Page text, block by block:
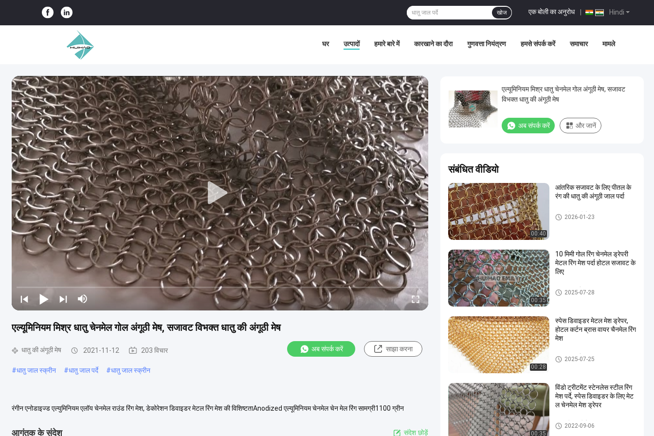
Hindi
एक बोली का अनुरोध
खोज
घर उत्पादों हमारे बारे में कारखाने का दौरा गुणवत्ता नियंत्रण हमसे संपर्क करें समाचार मामले
एल्यूमिनियम मिश्र धातु चेनमेल गोल अंगूठी मेष, सजावट विभक्त धातु की अंगूठी मेष
धातु की अंगूठी मेष 2021-11-12 203 विचार अब संपर्क करें साझा करना
#धातु जाल स्क्रीन #धातु जाल पर्दे #धातु जाल स्क्रीन
रंगीन एनोडाइज्ड एल्युमिनियम एलॉय चेनमेल राउंड रिंग मेश, डेकोरेशन डिवाइडर मेटल रिंग मेश की विशिष्टताAnodized एल्यूमिनियम चेनमेल चेन मेल रिंग सामग्री1100 ग्रीन
आगंतुक के संदेश संदेश छोड़ें
एल्यूमिनियम मिश्र धातु चेनमेल गोल अंगूठी मेष, सजावट
विभक्त धातु की अंगूठी मेष
अब संपर्क करें और जानें
संबंधित वीडियो
00:40
आंतरिक सजावट के लिए पीतल के
रंग की धातु की अंगूठी जाल पर्दा
धातु की अंगूठी मेष
2026-01-23
00:35
10 मिमी गोल रिंग चेनमेल ड्रेपरी
मेटल रिंग मेश पर्दा होटल सजावट के
लिए
धातु जाल ड्रैपर
2025-07-28
00:28
स्पेस डिवाइडर मेटल मेश ड्रेपर,
होटल कर्टन ब्रास वायर चैनमेल रिंग
मेश
धातु जाल ड्रैपर
2025-07-25
00:35
विंडो ट्रीटमेंट स्टेनलेस स्टील रिंग
मेश पर्दे, स्पेस डिवाइडर के लिए मेट
ल चेनमेल मेश ड्रेपर
धातु की अंगूठी मेष
2022-09-06